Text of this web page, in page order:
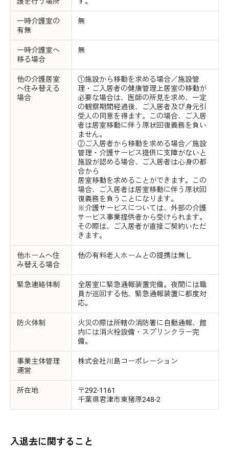
一時介護室の
有無
無
一時介護室へ
移る場合
無
他の介護居室
へ住み替える
場合
①施設から移動を求める場合／施設管
理・ご入居者の健康管理上居室の移動が
必要な場合は、医師の所見を求め、一定
の観察期間経過後、ご入居者及び身元引
受人の同意を得ます。この場合、ご入居
者は居室移動に伴う原状回復義務を負い
ません。
②ご入居者から移動を求める場合／施設
管理・介護サービス提供に支障がないと
施設が認める場合、ご入居者は心身の都
合から
居室移動を求めることができます。この
場合、ご入居者は居室移動に伴う原状回
復義務を負うことになります。
※介護サービスについては、外部の介護
サービス事業提供者から受けられます。
その際は、ご入居者が直接ご契約いただ
きます。
他ホームへ住
み替える場合
他の有料老人ホームとの提携は無し
緊急連絡体制
全居室に緊急通報装置完備。夜間には職
員が巡回する他、緊急通報装置に都度対
応。
防火体制
火災の際は所轄の消防署に自動通報、館
内には消火栓設備・スプリンクラー完
備。
事業主体管理
運営
株式会社川島コーポレーション
所在地
〒292-1161
千葉県君津市東猪原248-2
入退去に関すること